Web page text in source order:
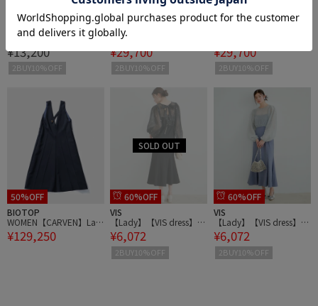
ROPÉ PICNIC
【Mon E’toile/モンエト
ワール】バルーンビスチ
ェセットワンピース/マ
ルチWAY
¥13,200
2BUY10%OFF
50%OFF
ROPÉ SELECT
【一部店舗限定】【REAL
M（レルム）】LONG-SL
EEVE DRESS｜ドレス
¥29,700
2BUY10%OFF
50%OFF
M（レルム）】LONG-SL
EEVE DRESS｜ドレス
¥29,700
2BUY10%OFF
50%OFF
BIOTOP
WOMEN【CARVEN】Lay
ering dress in double wo
rsted wool
¥129,250
60%OFF
VIS
【Lady】【VIS dress】パ
ールブラウスジャガード
ワンピースセット
¥6,072
2BUY10%OFF
60%OFF
VIS
【Lady】【VIS dress】パ
ールブラウスジャガード
ワンピースセット
¥6,072
2BUY10%OFF